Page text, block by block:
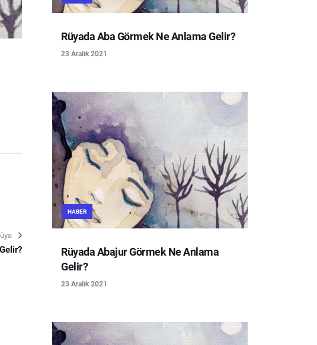
Rüyada Aba Görmek Ne Anlama Gelir?
23 Aralık 2021
HABER
Rüyada Abajur Görmek Ne Anlama
Gelir?
23 Aralık 2021